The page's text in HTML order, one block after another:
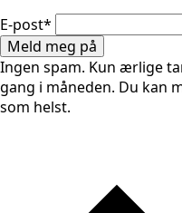
E-post*
Meld meg på
Ingen spam. Kun ærlige
gang i måneden. Du kan
som helst.